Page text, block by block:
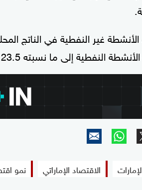
النفطية إلى ما نسبته 23.5 بالمئة.
الاقتصاد الإماراتي نمو